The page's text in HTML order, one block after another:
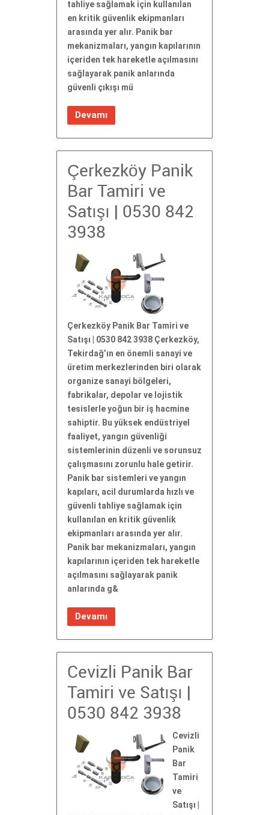
tahliye sağlamak için kullanılan
en kritik güvenlik ekipmanları
arasında yer alır. Panik bar
mekanizmaları, yangın kapılarının
içeriden tek hareketle açılmasını
sağlayarak panik anlarında
güvenli çıkışı mü
Devamı
Çerkezköy Panik
Bar Tamiri ve
Satışı | 0530 842
3938
Çerkezköy Panik Bar Tamiri ve
Satışı | 0530 842 3938 Çerkezköy,
Tekirdağ’ın en önemli sanayi ve
üretim merkezlerinden biri olarak
organize sanayi bölgeleri,
fabrikalar, depolar ve lojistik
tesislerle yoğun bir iş hacmine
sahiptir. Bu yüksek endüstriyel
faaliyet, yangın güvenliği
sistemlerinin düzenli ve sorunsuz
çalışmasını zorunlu hale getirir.
Panik bar sistemleri ve yangın
kapıları, acil durumlarda hızlı ve
güvenli tahliye sağlamak için
kullanılan en kritik güvenlik
ekipmanları arasında yer alır.
Panik bar mekanizmaları, yangın
kapılarının içeriden tek hareketle
açılmasını sağlayarak panik
anlarında g&
Devamı
Cevizli Panik Bar
Tamiri ve Satışı |
0530 842 3938
Cevizli
Panik
Bar
Tamiri
ve
Satışı |